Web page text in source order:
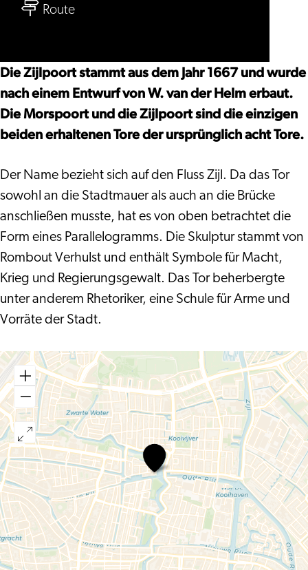
Routebis
Die Zijlpoort stammt aus dem Jahr 1667 und wurde
nach einem Entwurf von W. van der Helm erbaut.
Die Morspoort und die Zijlpoort sind die einzigen
beiden erhaltenen Tore der ursprünglich acht Tore.
Der Name bezieht sich auf den Fluss Zijl. Da das Tor
sowohl an die Stadtmauer als auch an die Brücke
anschließen musste, hat es von oben betrachtet die
Form eines Parallelogramms. Die Skulptur stammt von
Rombout Verhulst und enthält Symbole für Macht,
Krieg und Regierungsgewalt. Das Tor beherbergte
unter anderem Rhetoriker, eine Schule für Arme und
Vorräte der Stadt.
Zijlpoort